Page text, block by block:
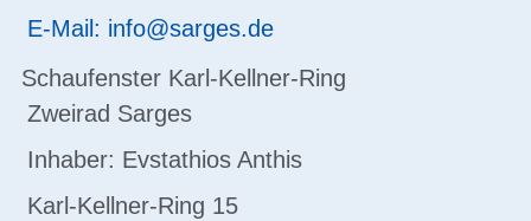
E-Mail: info@sarges.de
Schaufenster Karl-Kellner-Ring
Zweirad Sarges
Inhaber: Evstathios Anthis
Karl-Kellner-Ring 15